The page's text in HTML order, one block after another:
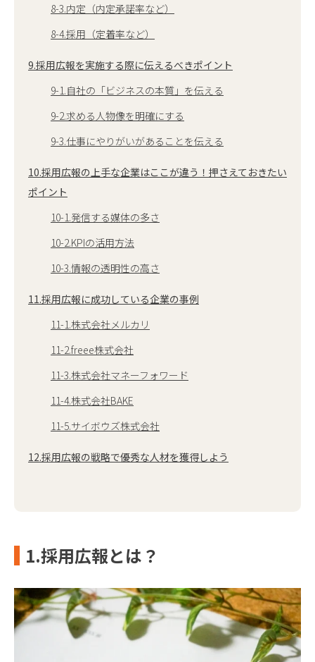
8-3.内定（内定承諾率など）
8-4.採用（定着率など）
9.採用広報を実施する際に伝えるべきポイント
9-1.自社の「ビジネスの本質」を伝える
9-2.求める人物像を明確にする
9-3.仕事にやりがいがあることを伝える
10.採用広報の上手な企業はここが違う！押さえておきたい
ポイント
10-1.発信する媒体の多さ
10-2.KPIの活用方法
10-3.情報の透明性の高さ
11.採用広報に成功している企業の事例
11-1.株式会社メルカリ
11-2.freee株式会社
11-3.株式会社マネーフォワード
11-4.株式会社BAKE
11-5.サイボウズ株式会社
12.採用広報の戦略で優秀な人材を獲得しよう
1.採用広報とは？